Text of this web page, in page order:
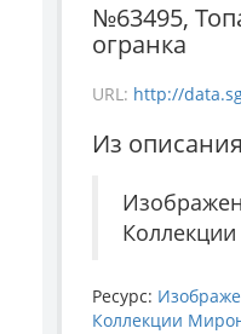
№63495,
огранка
URL: http://data.sgm.ru/dataset/142e796a-f892-44db-
Из
Ресурс:
Коллекции